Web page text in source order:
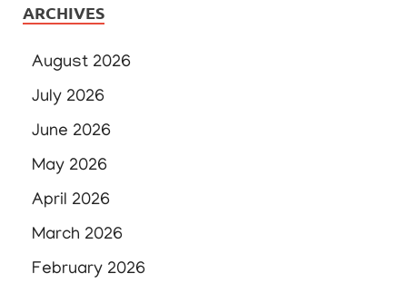
ARCHIVES
August 2026
July 2026
June 2026
May 2026
April 2026
March 2026
February 2026